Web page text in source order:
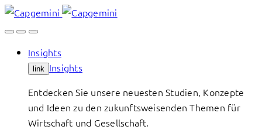
Skip
to
Insights
link Insights
Entdecken Sie unsere neuesten Studien, Konzepte
und Ideen zu den zukunftsweisenden Themen für
Wirtschaft und Gesellschaft.